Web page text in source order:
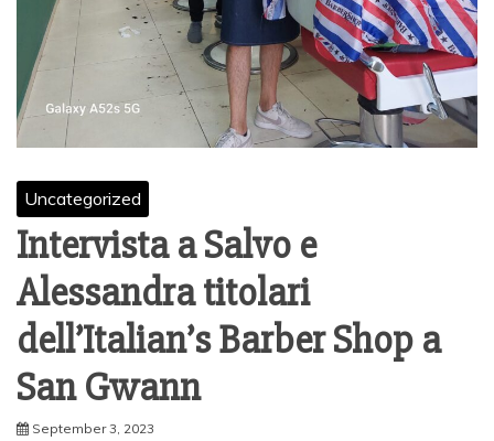
Uncategorized
Intervista a Salvo e
Alessandra titolari
dell’Italian’s Barber Shop a
San Gwann
September 3, 2023